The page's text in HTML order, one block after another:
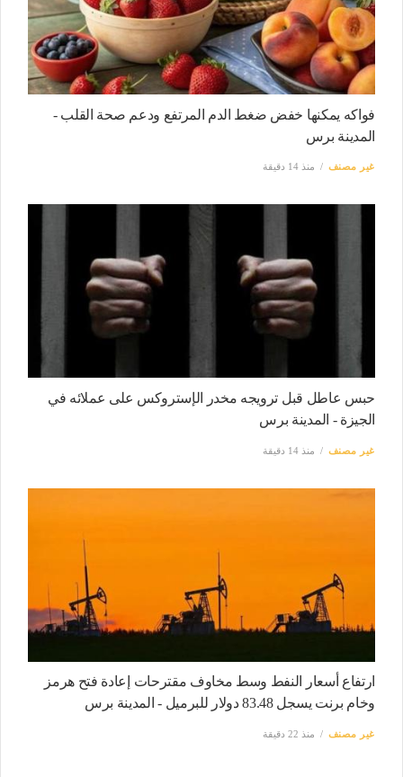
فواكه يمكنها خفض ضغط الدم المرتفع ودعم صحة القلب -
المدينة برس
غير مصنف منذ 14 دقيقة
حبس عاطل قبل ترويجه مخدر الإستروكس على عملائه في
الجيزة - المدينة برس
غير مصنف منذ 14 دقيقة
ارتفاع أسعار النفط وسط مخاوف مقترحات إعادة فتح هرمز
وخام برنت يسجل 83.48 دولار للبرميل - المدينة برس
غير مصنف منذ 22 دقيقة